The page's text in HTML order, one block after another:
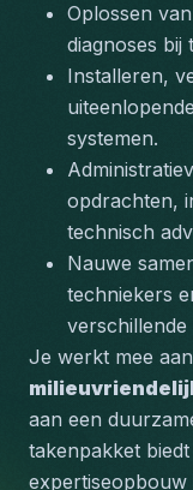
Oplossen
diagnoses bij
Installeren,
systemen.
opdrachten,
technisch
Nauwe
techniekers
verschillende
Je werkt mee aan
aan een
takenpakket
expertiseopbouw